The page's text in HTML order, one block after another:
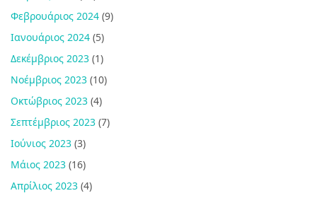
Φεβρουάριος 2024 (9)
Ιανουάριος 2024 (5)
Δεκέμβριος 2023 (1)
Νοέμβριος 2023 (10)
Οκτώβριος 2023 (4)
Σεπτέμβριος 2023 (7)
Ιούνιος 2023 (3)
Μάιος 2023 (16)
Απρίλιος 2023 (4)